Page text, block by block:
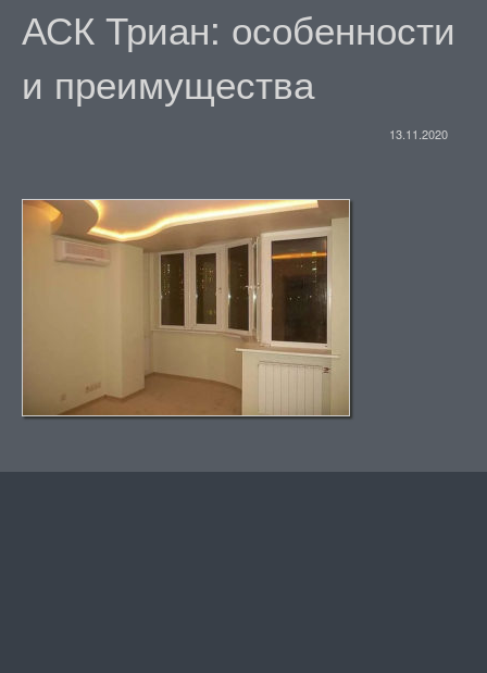
АСК Триан: особенности
и преимущества
13.11.2020